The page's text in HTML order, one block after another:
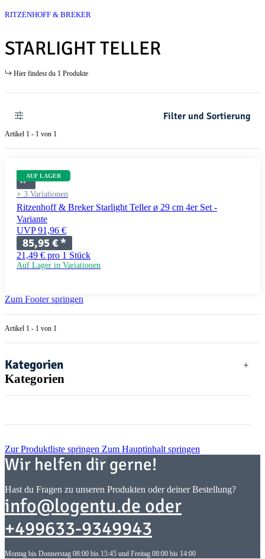
RITZENHOFF & BREKER
STARLIGHT TELLER
Hier findest du 1 Produkte
Filter und Sortierung
Artikel 1 - 1 von 1
AUF LAGER
+ 3 Variationen
Ritzenhoff & Breker Starlight Teller ø 29 cm 4er Set -
Variante
UVP 91,96 €
85,95 €*
21,49 € pro 1 Stück
Auf Lager in Variationen
Zum Footer springen
Artikel 1 - 1 von 1
Kategorien
Kategorien
Zur Produktliste springen Zum Hauptinhalt springen
Wir helfen dir gerne!
Hast du Fragen zu unseren Produkten oder deiner Bestellung?
info@logentu.de oder
+499633-9349943
Montag bis Donnerstag 08:00 bis 15:45 und Freitag 08:00 bis 14:00